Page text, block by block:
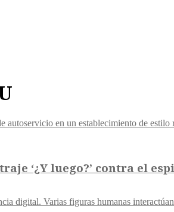
‘¿Y luego?’ contra el